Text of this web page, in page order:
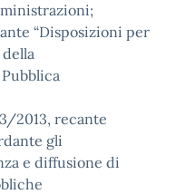
“Disposizioni per
2013, recante
gli
e diffusione di